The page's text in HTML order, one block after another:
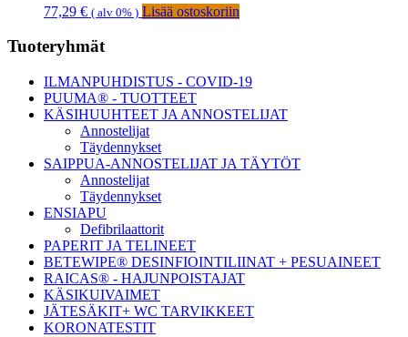
77,29 € ( alv 0% ) Lisää ostoskoriin
Ensisijainen
sivupalkki
Tuoteryhmät
ILMANPUHDISTUS - COVID-19
PUUMA® - TUOTTEET
KÄSIHUUHTEET JA ANNOSTELIJAT
Annostelijat
Täydennykset
SAIPPUA-ANNOSTELIJAT JA TÄYTÖT
Annostelijat
Täydennykset
ENSIAPU
Defibrilaattorit
PAPERIT JA TELINEET
BETEWIPE® DESINFIOINTILIINAT + PESUAINEET
RAICAS® - HAJUNPOISTAJAT
KÄSIKUIVAIMET
JÄTESÄKIT+ WC TARVIKKEET
KORONATESTIT